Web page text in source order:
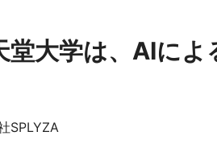
堂大学は、AIによ
SPLYZA